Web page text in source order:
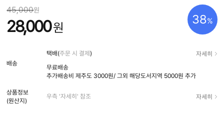
38%
45,000원
28,000원
배송
택배(주문 시 결제) 자세히
무료배송
추가배송비 제주도 3000원/ 그외 해당도서지역 5000원 추가
상품정보
(원산지)
우측 '자세히' 참조 자세히